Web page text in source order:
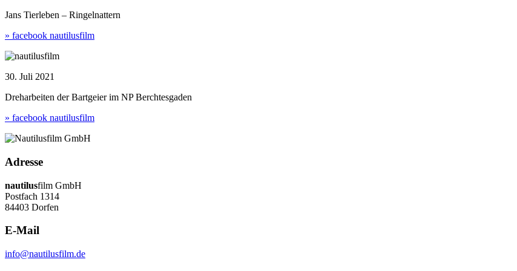
Jans Tierleben – Ringelnattern
» facebook nautilusfilm
30. Juli 2021
Dreharbeiten der Bartgeier im NP Berchtesgaden
» facebook nautilusfilm
Adresse
nautilusfilm GmbH
Postfach 1314
84403 Dorfen
E-Mail
info@nautilusfilm.de